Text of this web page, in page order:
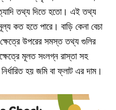
তথ্য দিতে হতো। এই তথ্য
কত হতে পারে। বাড়ি কেনা বেচা
উপরের সমস্ত তথ্য গুলির
মূলত সংলগ্ন রাস্তা সহ
হয় জমি বা ফ্লাট এর দাম।